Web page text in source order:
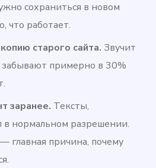
сохраниться в новом
что работает.
старого сайта. Звучит
забывают примерно в 30%
заранее. Тексты,
в нормальном разрешении.
главная причина, почему